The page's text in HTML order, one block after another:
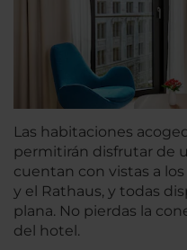
Las habitaciones
permitirán disfrutar de
cuentan con vistas a
y el Rathaus, y todas
plana. No pierdas la
del hotel.